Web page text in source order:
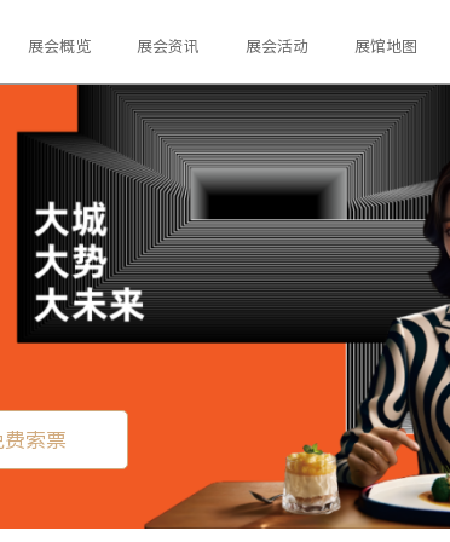
展会概览 展会资讯 展会活动 展馆地图
费索票